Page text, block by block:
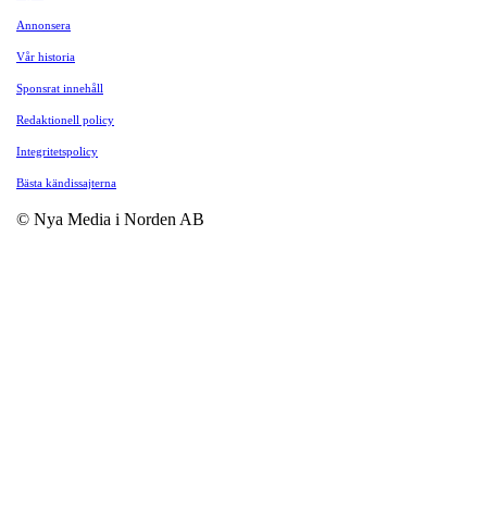
Annonsera
Vår historia
Sponsrat innehåll
Redaktionell policy
Integritetspolicy
Bästa kändissajterna
© Nya Media i Norden AB